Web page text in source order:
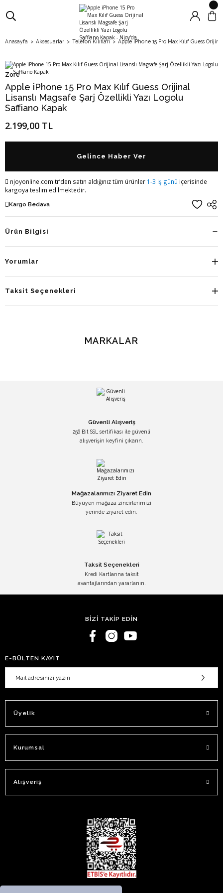
Anasayfa Aksesuarlar Telefon Kılıfları Apple iPhone 15 Pro Max Kılıf Guess
Zore
Apple iPhone 15 Pro Max Kılıf Guess Orijinal
Lisanslı Magsafe Şarj Özellikli Yazı Logolu
Saffiano Kapak
2.199,00 TL
Gelince Haber Ver
njoyonline.com.tr’den satın aldığınız tüm ürünler 1-3 iş günü içerisinde
kargoya teslim edilmektedir.
Kargo Bedava
Ürün Bilgisi
Yorumlar
Taksit Seçenekleri
MARKALAR
Güvenli Alışveriş
256 Bit SSL sertifikası ile güvenli
alışverişin keyfini çıkarın.
Mağazalarımızı Ziyaret Edin
Büyüyen mağaza zincirlerimizi
yerinde ziyaret edin.
Taksit Seçenekleri
Kredi Kartlarına taksit
avantajlarından yararlanın.
BİZİ TAKİP EDİN
E-BÜLTEN KAYIT
Üyelik
Kurumsal
Alışveriş